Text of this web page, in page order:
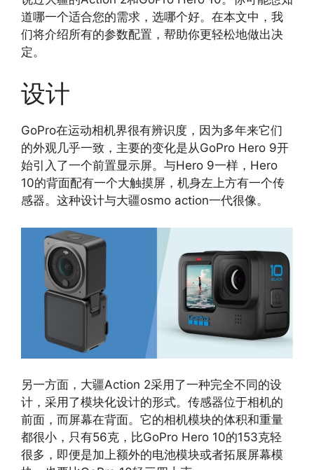
道哪一个适合您的需求，选哪个好。在本文中，我
们将介绍所有的参数配置，帮助你更轻松地做出决
定。
设计
GoPro在运动相机界很有辨识度，因为多年来它们
的外观几乎一致，主要的变化是从GoPro Hero 9开
始引入了一个前置显示屏。与Hero 9一样，Hero
10的背面配有一个大触摸屏，机身左上方有一个传
感器。这种设计与大疆osmo action一代很像。
另一方面，大疆Action 2采用了一种完全不同的设
计，采用了模块化设计的形式。传感器位于相机的
前面，而屏幕在背面。它的相机模块的体积和重量
都很小，只有56克，比GoPro Hero 10的153克轻
很多，即便是加上额外的电池模块或者拓展屏幕模